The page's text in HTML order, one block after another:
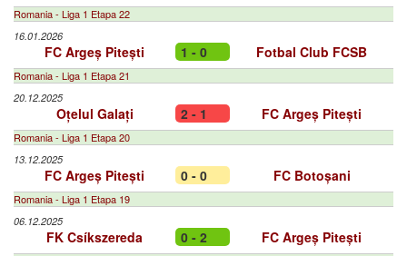
Romania - Liga 1 Etapa 22
16.01.2026
FC Argeș Pitești 1 - 0 Fotbal Club FCSB
Romania - Liga 1 Etapa 21
20.12.2025
Oțelul Galați 2 - 1 FC Argeș Pitești
Romania - Liga 1 Etapa 20
13.12.2025
FC Argeș Pitești 0 - 0 FC Botoșani
Romania - Liga 1 Etapa 19
06.12.2025
FK Csíkszereda 0 - 2 FC Argeș Pitești